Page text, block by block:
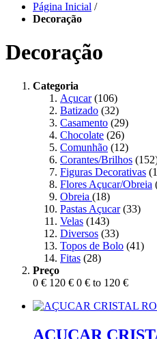
Página Inicial /
Decoração
Decoração
Categoria
Açucar(106)
Batizado (32)
Casamento (29)
Chocolate (26)
Comunhão (12)
Corantes/Brilhos
Figuras Decorativas
Flores Açucar/Obreia
Obreia (18)
Pastas Açucar(33)
Velas (143)
Diversos (33)
Topos de Bolo (41)
Fitas (28)
Preço
0 € 120 € 0 € to 120 €
AÇUCAR